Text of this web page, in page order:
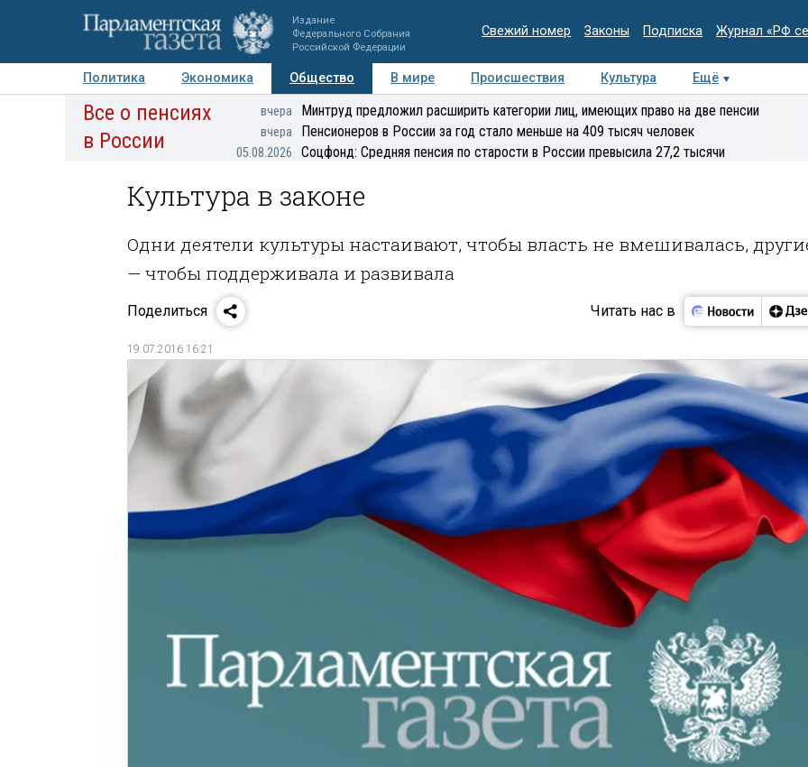
Издание
Федерального Собрания
Российской Федерации
Свежий номер Законы Подписка Журнал «РФ
Политика Экономика Общество В мире Происшествия Культура Ещё
Авторы Персоны Мнения Регионы Медиацентр Интервью Колумнисты
Деловая
Все о пенсиях
в России
вчера Минтруд предложил расширить категории лиц, имеющих право на две пенсии
вчера Пенсионеров в России за год стало меньше на 409 тысяч человек
05.08.2026 Соцфонд: Средняя пенсия по старости в России превысила 27,2 тысячи
Культура в законе
Одни деятели культуры настаивают, чтобы власть не вмешивалась,
— чтобы поддерживала и развивала
Поделиться Читать нас в
19.07.2016 16:21